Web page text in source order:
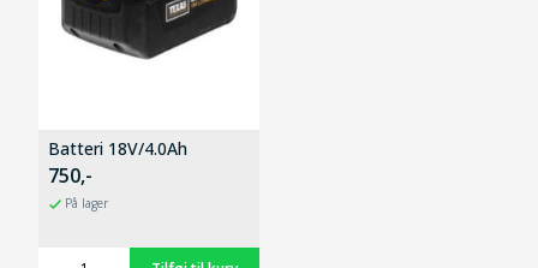
Batteri 18V/4.0Ah
750,-
På lager